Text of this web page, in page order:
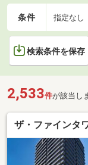
条件 指定なし
検索条件を保存
2,533件が該当し
ザ・ファインタ